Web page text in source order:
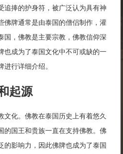
追捧的护身符，被广泛认为具有神
佛牌通常是由泰国的僧侣制作，灌
国，佛教是主要宗教，佛教信仰深
也成为了泰国文化中不可或缺的一
行详细介绍。
起源
文化。佛教在泰国历史上有着悠久
的国王和贵族一直在支持佛教。佛
的影响力，因此佛牌也成为了泰国